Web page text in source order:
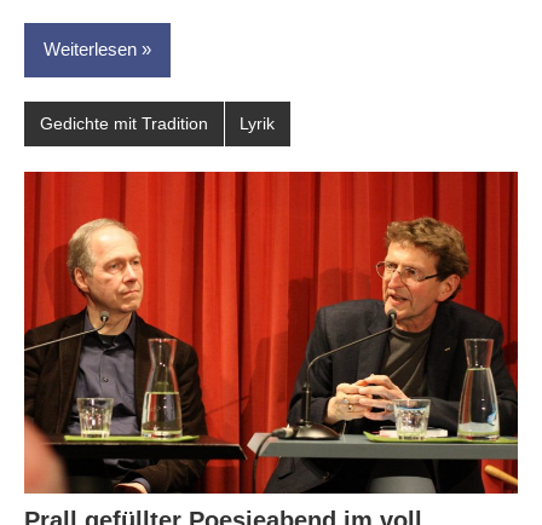
Weiterlesen
Gedichte mit Tradition Lyrik